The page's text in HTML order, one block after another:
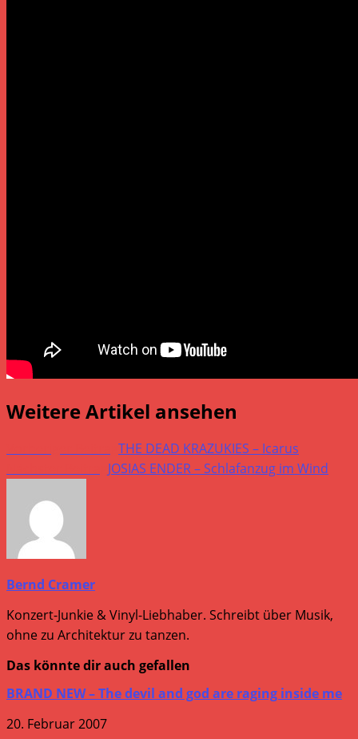
Weitere Artikel ansehen
THE DEAD KRAZUKIES – Icarus
JOSIAS ENDER – Schlafanzug im Wind
Bernd Cramer
Konzert-Junkie & Vinyl-Liebhaber. Schreibt über Musik,
ohne zu Architektur zu tanzen.
Das könnte dir auch gefallen
BRAND NEW – The devil and god are raging inside me
20. Februar 2007